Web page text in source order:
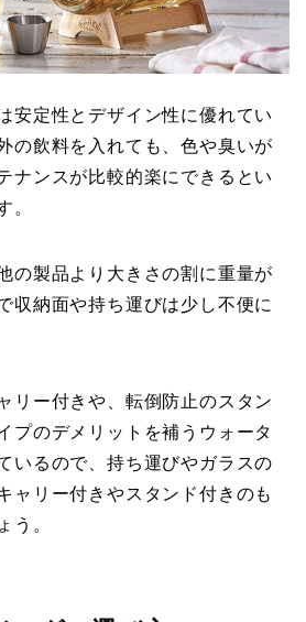
安定性とデザイン性に優れてい
の飲料を入れても、色や臭いが
ナンスが比較的楽にできるとい
。
の製品より大きさの割に重量が
収納面や持ち運びは少し不便に
リー付きや、転倒防止のスタン
プのデメリットを補うウォータ
いるので、持ち運びやガラスの
ャリー付きやスタンド付きのも
う。